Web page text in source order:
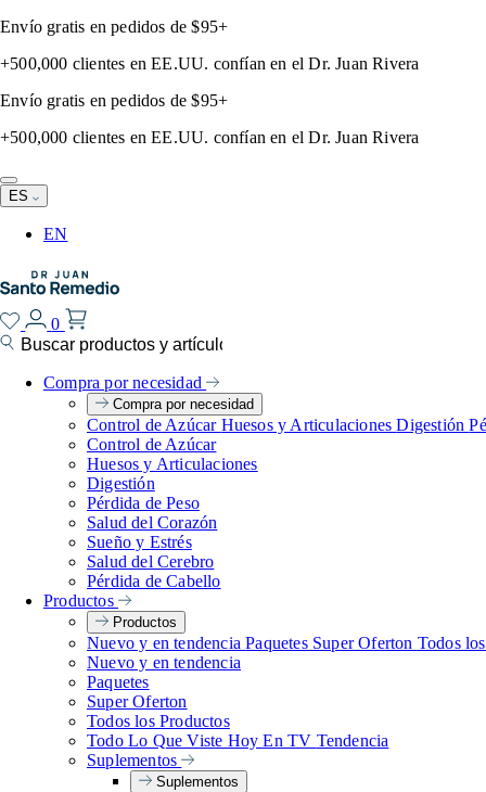
al
Envío gratis en pedidos de $95+
+500,000 clientes en EE.UU. confían en el Dr. Juan Rivera
Envío gratis en pedidos de $95+
+500,000 clientes en EE.UU. confían en el Dr. Juan Rivera
Abrir
menú
navegación
ES
EN
Juan's
Santo
Remedio
Lista
de
deseos
Iniciar
sesión
0 Ver
mi
carrito
Buscar
Compra por necesidad
Compra por necesidad
Control de Azúcar Huesos y ArticulacionesDigestión
Control de Azúcar
Huesos y Articulaciones
Digestión
Pérdida de Peso
Salud del Corazón
Sueño y Estrés
Salud del Cerebro
Pérdida de Cabello
Productos
Productos
Nuevo y en tendenciaPaquetes Super Oferton Todos
Nuevo y en tendencia
Paquetes
Super Oferton
Todos los Productos
Todo Lo Que Viste Hoy En TV Tendencia
Suplementos
Suplementos